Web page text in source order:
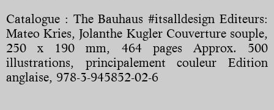
Catalogue : The Bauhaus #itsalldesign Editeurs:
Mateo Kries, Jolanthe Kugler Couverture souple,
250 x 190 mm, 464 pages Approx. 500
illustrations, principalement couleur Edition
anglaise, 978-3-945852-02-6